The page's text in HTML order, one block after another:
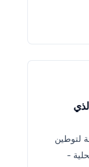
لتوطين
-